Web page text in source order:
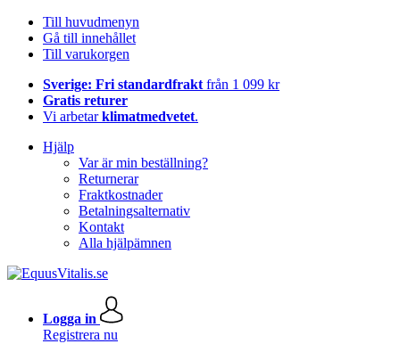
Till huvudmenyn
Gå till innehållet
Till varukorgen
Sverige: Fri standardfrakt från 1 099 kr
Gratis returer
Vi arbetarklimatmedvetet.
Hjälp
Var är min beställning?
Returnerar
Fraktkostnader
Betalningsalternativ
Kontakt
Alla hjälpämnen
Logga in
Registrera nu